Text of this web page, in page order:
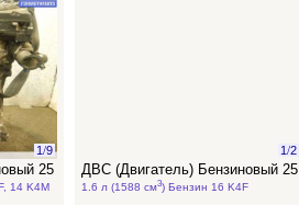
1/9
25
14 K4M
1/2
ДВС (Двигатель) Бензиновый 25
1.6 л (1588 см3) Бензин 16 K4F